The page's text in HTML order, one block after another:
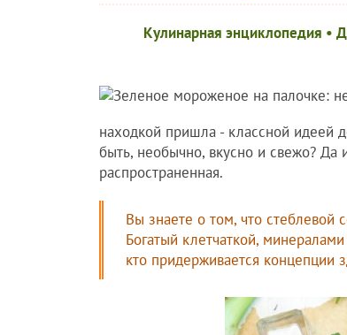
Кулинарная энциклопедия •
находкой пришла - классной идеей
быть, необычно, вкусно и свежо? Да
распространенная.
Вы знаете о том, что стеблевой
Богатый клетчаткой,
кто придерживается концепции